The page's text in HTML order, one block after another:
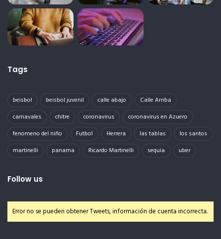
Tags
beisbol beisbol juvenil calle abajo
Calle Arriba
carnavales
chitre coronavirus
coronavirus en Azuero
fenomeno del niño
Futbol Herrera las tablas
los santos
martinelli
panama Ricardo Martinelli sequia uber
Follow us
Error no se pueden obtener Tweets, información de cuenta incorrecta.